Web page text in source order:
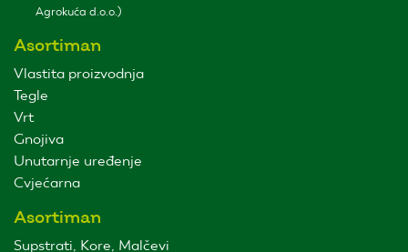
Agrokuća d.o.o.)
Asortiman
Vlastita proizvodnja
Tegle
Vrt
Gnojiva
Unutarnje uređenje
Cvjećarna
Asortiman
Supstrati, Kore, Malčevi